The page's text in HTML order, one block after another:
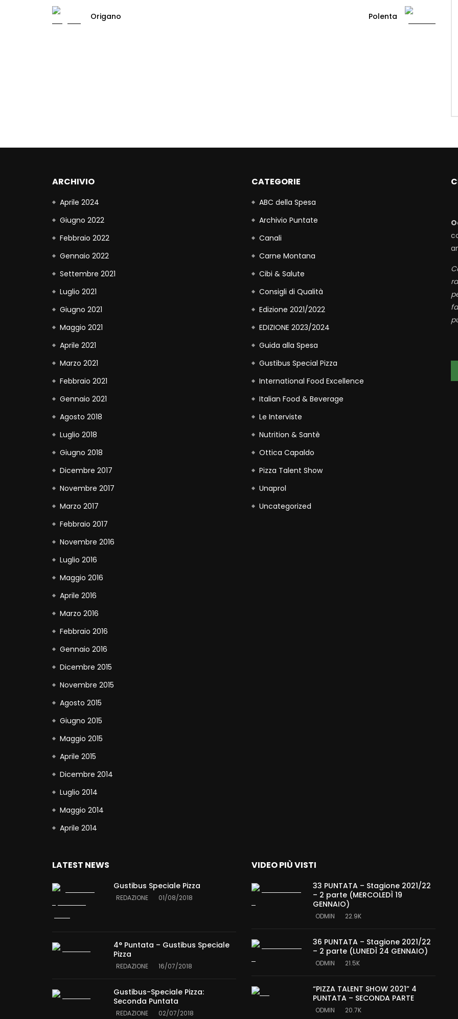
Origano Polenta
ARCHIVIO
Aprile 2024
Giugno 2022
Febbraio 2022
Gennaio 2022
Settembre 2021
Luglio 2021
Giugno 2021
Maggio 2021
Aprile 2021
Marzo 2021
Febbraio 2021
Gennaio 2021
Agosto 2018
Luglio 2018
Giugno 2018
Dicembre 2017
Novembre 2017
Marzo 2017
Febbraio 2017
Novembre 2016
Luglio 2016
Maggio 2016
Aprile 2016
Marzo 2016
Febbraio 2016
Gennaio 2016
Dicembre 2015
Novembre 2015
Agosto 2015
Giugno 2015
Maggio 2015
Aprile 2015
Dicembre 2014
Luglio 2014
Maggio 2014
Aprile 2014
CATEGORIE
ABC della Spesa
Archivio Puntate
Canali
Carne Montana
Cibi & Salute
Consigli di Qualità
Edizione 2021/2022
EDIZIONE 2023/2024
Guida alla Spesa
Gustibus Special Pizza
International Food Excellence
Italian Food & Beverage
Le Interviste
Nutrition & Santè
Ottica Capaldo
Pizza Talent Show
Unaprol
Uncategorized
LATEST NEWS
Gustibus Speciale Pizza
REDAZIONE 01/08/2018
4° Puntata – Gustibus Speciale
Pizza
REDAZIONE 16/07/2018
Gustibus-Speciale Pizza:
Seconda Puntata
REDAZIONE 02/07/2018
VIDEO PIÙ VISTI
33 PUNTATA – Stagione 2021/22
– 2 parte (MERCOLEDÌ 19
GENNAIO)
ODMIN 22.9K
36 PUNTATA – Stagione 2021/22
– 2 parte (LUNEDÌ 24 GENNAIO)
ODMIN 21.5K
“PIZZA TALENT SHOW 2021” 4
PUNTATA – SECONDA PARTE
ODMIN 20.7K